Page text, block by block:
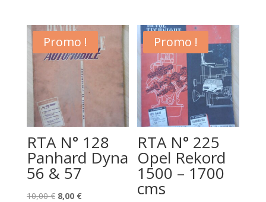
initial
était :
8,00 €.
actuel
est :
5,00 €.
initial
était :
8,00 €.
actuel
est :
5,00 €.
Promo !
RTA N° 128
Panhard Dyna
56 & 57
10,00€ Le
8,00 €Le
Promo !
RTA N° 225
Opel Rekord
1500 – 1700
cms